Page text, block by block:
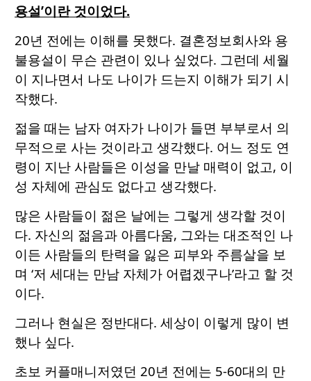
용설’이란 것이었다.
20년 전에는 이해를 못했다. 결혼정보회사와 용
불용설이 무슨 관련이 있나 싶었다. 그런데 세월
이 지나면서 나도 나이가 드는지 이해가 되기 시
작했다.
젊을 때는 남자 여자가 나이가 들면 부부로서 의
무적으로 사는 것이라고 생각했다. 어느 정도 연
령이 지난 사람들은 이성을 만날 매력이 없고, 이
성 자체에 관심도 없다고 생각했다.
많은 사람들이 젊은 날에는 그렇게 생각할 것이
다. 자신의 젊음과 아름다움, 그와는 대조적인 나
이든 사람들의 탄력을 잃은 피부와 주름살을 보
며 ‘저 세대는 만남 자체가 어렵겠구나’라고 할 것
이다.
그러나 현실은 정반대다. 세상이 이렇게 많이 변
했나 싶다.
초보 커플매니저였던 20년 전에는 5-60대의 만